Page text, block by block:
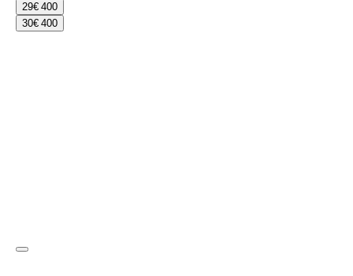
29€ 400
30€ 400